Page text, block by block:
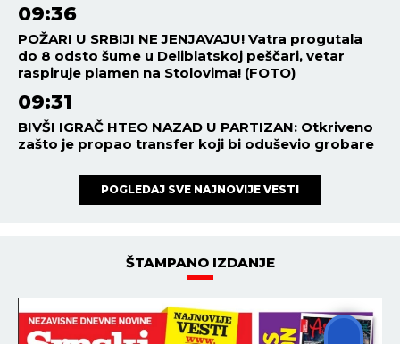
09:36
POŽARI U SRBIJI NE JENJAVAJU! Vatra progutala
do 8 odsto šume u Deliblatskoj peščari, vetar
raspiruje plamen na Stolovima! (FOTO)
09:31
BIVŠI IGRAČ HTEO NAZAD U PARTIZAN: Otkriveno
zašto je propao transfer koji bi oduševio grobare
POGLEDAJ SVE NAJNOVIJE VESTI
ŠTAMPANO IZDANJE